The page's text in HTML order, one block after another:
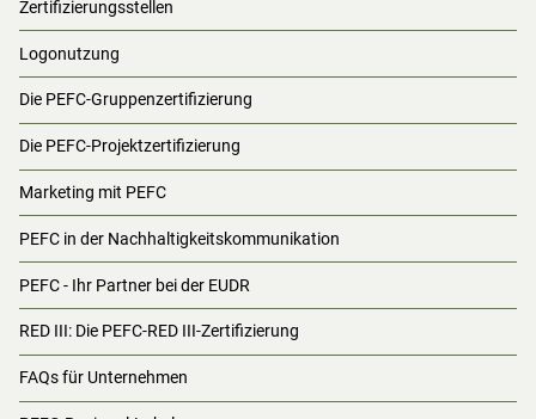
Zertifizierungsstellen
Logonutzung
Die PEFC-Gruppenzertifizierung
Die PEFC-Projektzertifizierung
Marketing mit PEFC
PEFC in der Nachhaltigkeitskommunikation
PEFC - Ihr Partner bei der EUDR
RED III: Die PEFC-RED III-Zertifizierung
FAQs für Unternehmen